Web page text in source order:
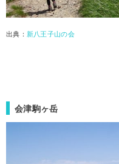
出典： 新八王子山の会
会津駒ヶ岳